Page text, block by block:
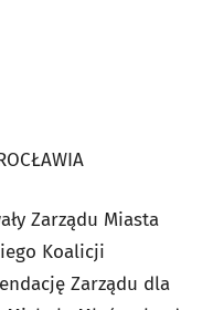
Zarządu Miasta
Koalicji
Zarządu dla